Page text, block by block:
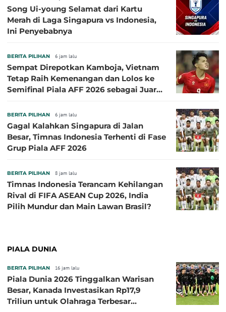
Song Ui-young Selamat dari Kartu
Merah di Laga Singapura vs Indonesia,
Ini Penyebabnya
BERITA PILIHAN 6 jam lalu
Sempat Direpotkan Kamboja, Vietnam
Tetap Raih Kemenangan dan Lolos ke
Semifinal Piala AFF 2026 sebagai Juara
BERITA PILIHAN 6 jam lalu
Gagal Kalahkan Singapura di Jalan
Besar, Timnas Indonesia Terhenti di Fase
Grup Piala AFF 2026
BERITA PILIHAN 8 jam lalu
Timnas Indonesia Terancam Kehilangan
Rival di FIFA ASEAN Cup 2026, India
Pilih Mundur dan Main Lawan Brasil?
PIALA DUNIA
BERITA PILIHAN 16 jam lalu
Piala Dunia 2026 Tinggalkan Warisan
Besar, Kanada Investasikan Rp17,9
Triliun untuk Olahraga Terbesar